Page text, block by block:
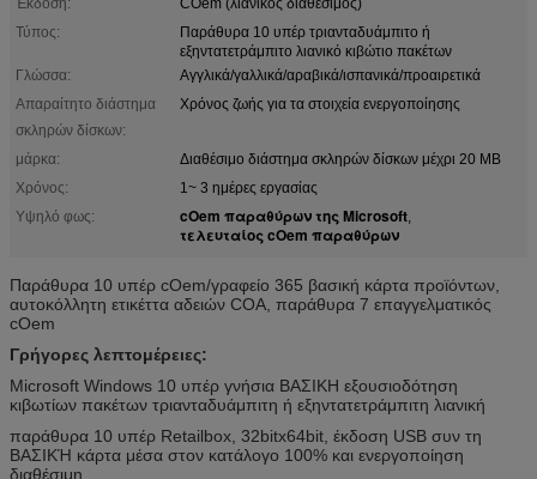
Έκδοση:
COem (λιανικός διαθέσιμος)
Τύπος:
Παράθυρα 10 υπέρ τριανταδυάμπιτο ή
εξηντατετράμπιτο λιανικό κιβώτιο πακέτων
Γλώσσα:
Αγγλικά/γαλλικά/αραβικά/ισπανικά/προαιρετικά
Απαραίτητο διάστημα
σκληρών δίσκων:
Χρόνος ζωής για τα στοιχεία ενεργοποίησης
μάρκα:
Διαθέσιμο διάστημα σκληρών δίσκων μέχρι 20 ΜΒ
Χρόνος:
1~ 3 ημέρες εργασίας
Υψηλό φως:
cOem παραθύρων της Microsoft,
τελευταίος cOem παραθύρων
Παράθυρα 10 υπέρ cOem/γραφείο 365 βασική κάρτα προϊόντων,
αυτοκόλλητη ετικέττα αδειών COA, παράθυρα 7 επαγγελματικός
cOem
Γρήγορες λεπτομέρειες:
Microsoft Windows 10 υπέρ γνήσια ΒΑΣΙΚΗ εξουσιοδότηση
κιβωτίων πακέτων τριανταδυάμπιτη ή εξηντατετράμπιτη λιανική
παράθυρα 10 υπέρ Retailbox, 32bitx64bit, έκδοση USB συν τη
ΒΑΣΙΚΉ κάρτα μέσα στον κατάλογο 100% και ενεργοποίηση
διαθέσιμη